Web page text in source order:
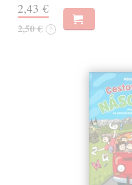
2,43 €
2,50 € ?